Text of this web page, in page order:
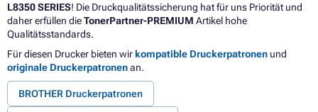
L8350 SERIES! Die Druckqualitätssicherung hat für uns Priorität und
daher erfüllen dieTonerPartner-PREMIUM Artikel hohe
Qualitätsstandards.
Für diesen Drucker bieten wir kompatible Druckerpatronen und
originale Druckerpatronenan.
BROTHER Druckerpatronen